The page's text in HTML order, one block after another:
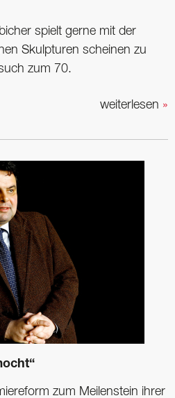
spielt gerne mit der
Skulpturen scheinen zu
zum 70.
weiterlesen »
zum Meilenstein ihrer